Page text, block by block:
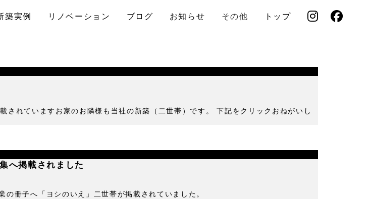
築実例 リノベーション ブログ お知らせ その他 トップ
れていますお家のお隣様も当社の新築（二世帯）です。 下記をクリックおねがいし
へ掲載されました
業の冊子へ「ヨシのいえ」二世帯が掲載されていました。